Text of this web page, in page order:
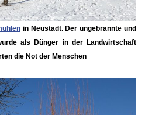
in Neustadt. Der ungebrannte und
als Dünger in der Landwirtschaft
die Not der Menschen